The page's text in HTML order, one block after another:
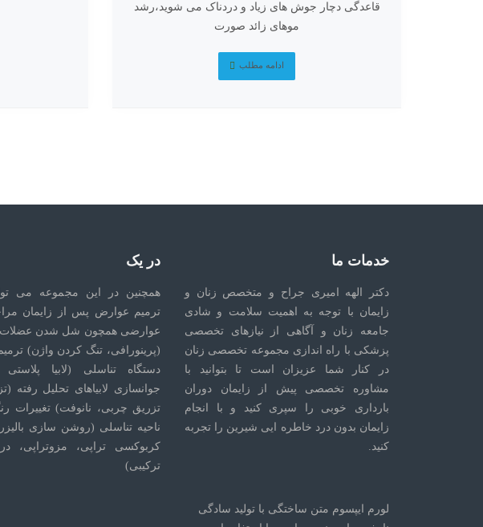
قاعدگی دچار جوش های زیاد و دردناک می شوید،رشد
موهای زائد صورت
ادامه مطلب
خدمات ما
دکتر الهه امیری جراح و متخصص زنان و
زایمان با توجه به اهمیت سلامت و شادی
جامعه زنان و آگاهی از نیازهای تخصصی
پزشکی با راه اندازی مجموعه تخصصی زنان
در کنار شما عزیزان است تا بتوانید با
مشاوره تخصصی پیش از زایمان دوران
بارداری خوبی را سپری کنید و با انجام
زایمان بدون درد خاطره ایی شیرین را تجربه
کنید.
لورم ایپسوم متن ساختگی با تولید سادگی
در یک
همچنین در این مجموعه می
ترمیم عوارض پس از زایمان
عوارضی همچون شل شدن
(پرینورافی، تنگ کردن واژن)
دستگاه تناسلی (لابیا پلاستی
جوانسازی لابیاهای تحلیل رفته
تزریق چربی، نانوفت) تغییرات
ناحیه تناسلی (روشن سازی بالیزر
کربوکسی تراپی، مزوتراپی،
ترکیبی)